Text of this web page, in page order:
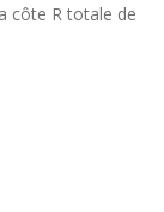
côte R totale de